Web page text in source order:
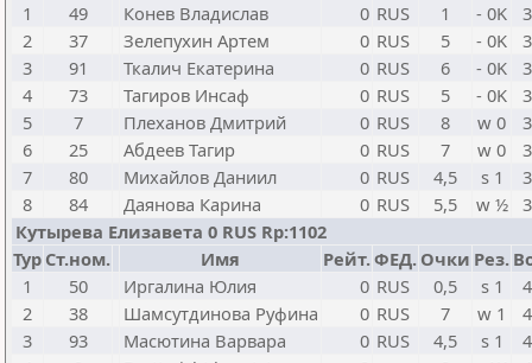
1
49 Конев Владислав 0 RUS 1 - 0K
3
2
37 Зелепухин Артем 0 RUS 5 - 0K
3
3
91 Ткалич Екатерина 0 RUS 6 - 0K
3
4
73 Тагиров Инсаф 0 RUS 5 - 0K
3
5
7 Плеханов Дмитрий 0 RUS 8 w 0
3
6
25 Абдеев Тагир 0 RUS 7 w 0
3
7
80 Михайлов Даниил 0 RUS 4,5 s 1
3
8
84 Даянова Карина 0 RUS 5,5 w ½ 3
Кутырева Елизавета 0 RUS Rp:1102
Тур Ст.ном. Имя Рейт.ФЕД. Очки Рез.
1
50 Иргалина Юлия 0 RUS 0,5 s 1
4
2
38 Шамсутдинова Руфина 0 RUS 7 w 1
4
3
93 Масютина Варвара 0 RUS 4,5 s 1
4